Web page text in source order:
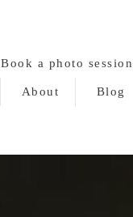
Book a photo
About Blog